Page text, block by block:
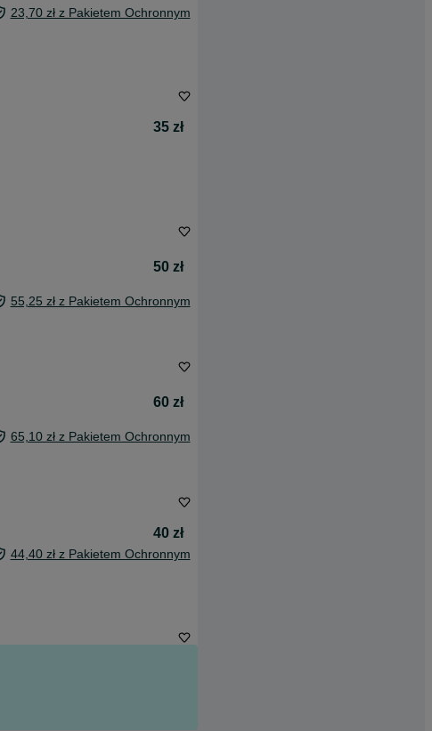
23,70 zł z Pakietem Ochronnym
35 zł
50 zł
55,25 zł z Pakietem Ochronnym
60 zł
65,10 zł z Pakietem Ochronnym
40 zł
44,40 zł z Pakietem Ochronnym